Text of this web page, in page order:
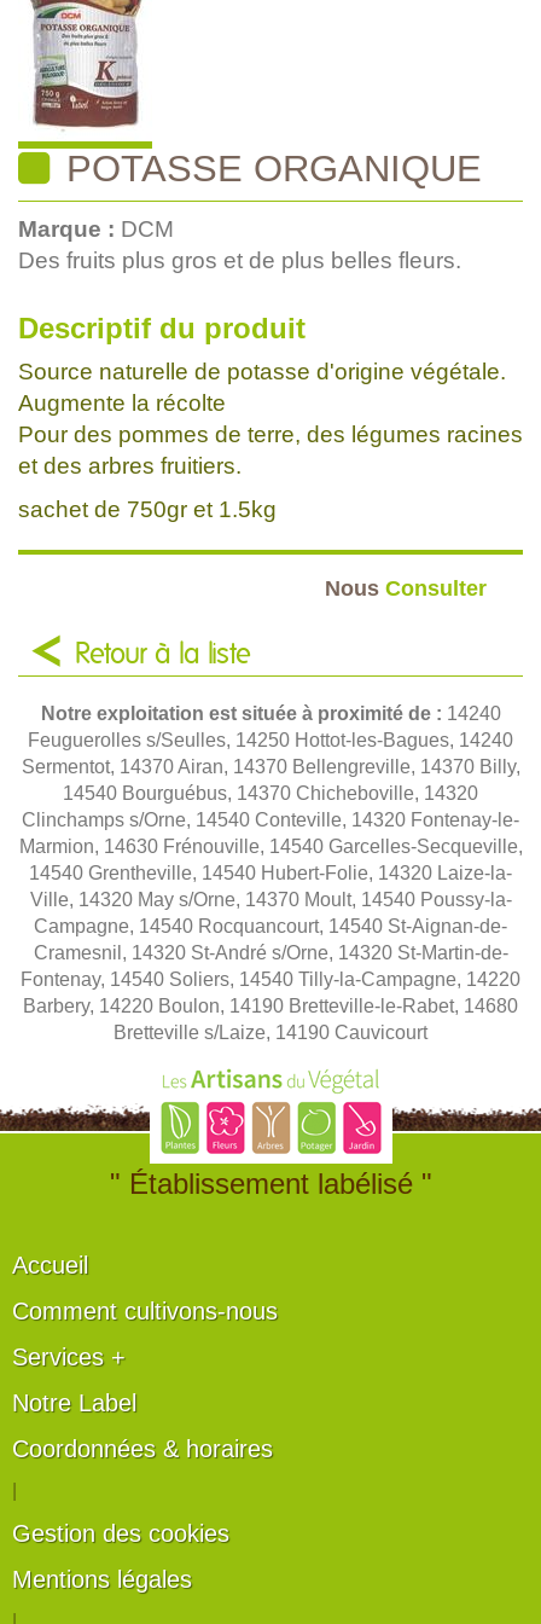
POTASSE ORGANIQUE
Marque : DCM
Des fruits plus gros et de plus belles fleurs.
Descriptif du produit
Source naturelle de potasse d'origine végétale.
Augmente la récolte
Pour des pommes de terre, des légumes racines
et des arbres fruitiers.
sachet de 750gr et 1.5kg
Nous Consulter
Retour à la liste
Notre exploitation est située à proximité de : 14240
Feuguerolles s/Seulles, 14250 Hottot-les-Bagues, 14240
Sermentot, 14370 Airan, 14370 Bellengreville, 14370 Billy,
14540 Bourguébus, 14370 Chicheboville, 14320
Clinchamps s/Orne, 14540 Conteville, 14320 Fontenay-le-
Marmion, 14630 Frénouville, 14540 Garcelles-Secqueville,
14540 Grentheville, 14540 Hubert-Folie, 14320 Laize-la-
Ville, 14320 May s/Orne, 14370 Moult, 14540 Poussy-la-
Campagne, 14540 Rocquancourt, 14540 St-Aignan-de-
Cramesnil, 14320 St-André s/Orne, 14320 St-Martin-de-
Fontenay, 14540 Soliers, 14540 Tilly-la-Campagne, 14220
Barbery, 14220 Boulon, 14190 Bretteville-le-Rabet, 14680
Bretteville s/Laize, 14190 Cauvicourt
" Établissement labélisé "
Accueil
Comment cultivons-nous
Services +
Notre Label
Coordonnées & horaires
Gestion des cookies
Mentions légales